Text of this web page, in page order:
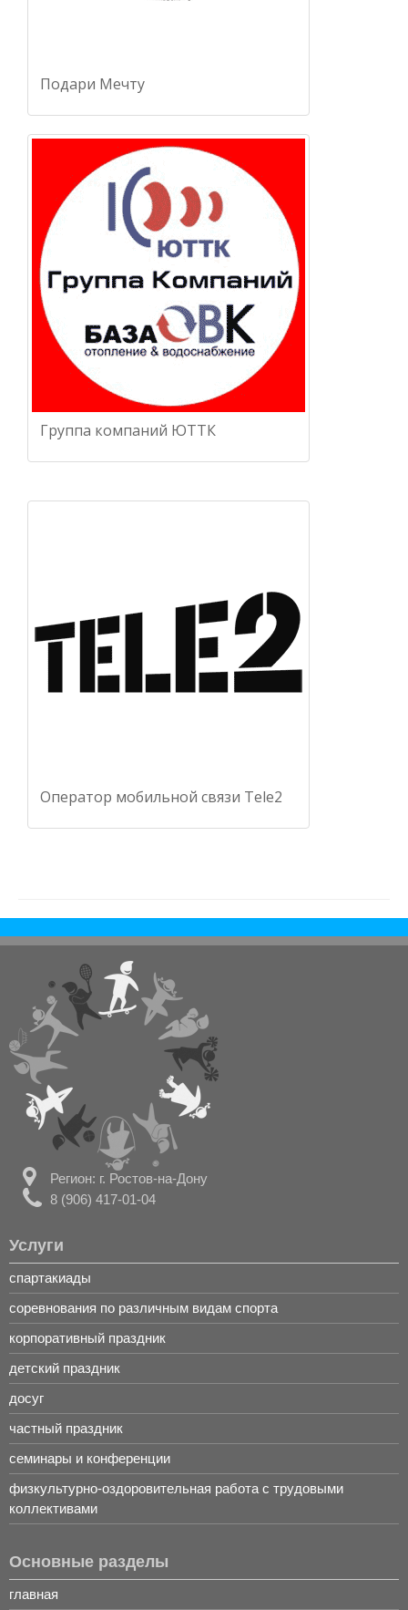
Подари Мечту
Группа компаний ЮТТК
Оператор мобильной связи Tele2
Регион: г. Ростов-на-Дону
8 (906) 417-01-04
Услуги
спартакиады
соревнования по различным видам спорта
корпоративный праздник
детский праздник
досуг
частный праздник
семинары и конференции
физкультурно-оздоровительная работа с трудовыми
коллективами
Основные разделы
главная